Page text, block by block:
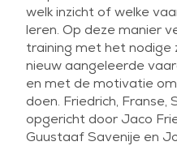
welk inzicht of welke
leren. Op deze manier
training met het
nieuw aangeleerde
en met de motivatie
doen. Friedrich, Franse,
opgericht door Jaco
Guustaaf Savenije en